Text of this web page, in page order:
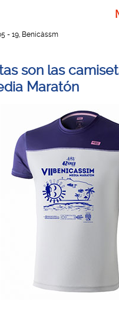
- 19, Benicàssm
son las
Maratón